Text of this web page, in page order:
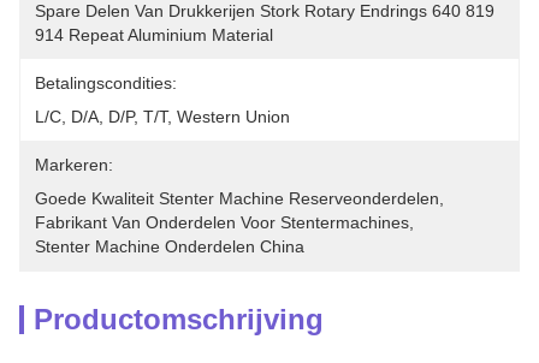
Spare Delen Van Drukkerijen Stork Rotary Endrings 640 819
914 Repeat Aluminium Material
Betalingscondities:
L/C, D/A, D/P, T/T, Western Union
Markeren:
Goede Kwaliteit Stenter Machine Reserveonderdelen
Fabrikant Van Onderdelen Voor Stentermachines
Stenter Machine Onderdelen China
Productomschrijving